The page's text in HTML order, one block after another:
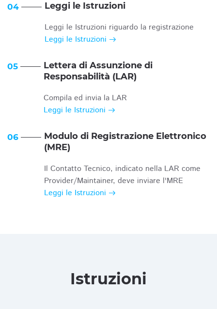
04 Leggi le Istruzioni
Leggi le Istruzioni riguardo la registrazione
Leggi le Istruzioni
05
Lettera di Assunzione di
Responsabilità (LAR)
Compila ed invia la LAR
Leggi le Istruzioni
06
Modulo di Registrazione Elettronico
(MRE)
Il Contatto Tecnico, indicato nella LAR come
Provider/Maintainer, deve inviare l'MRE
Leggi le Istruzioni
Istruzioni